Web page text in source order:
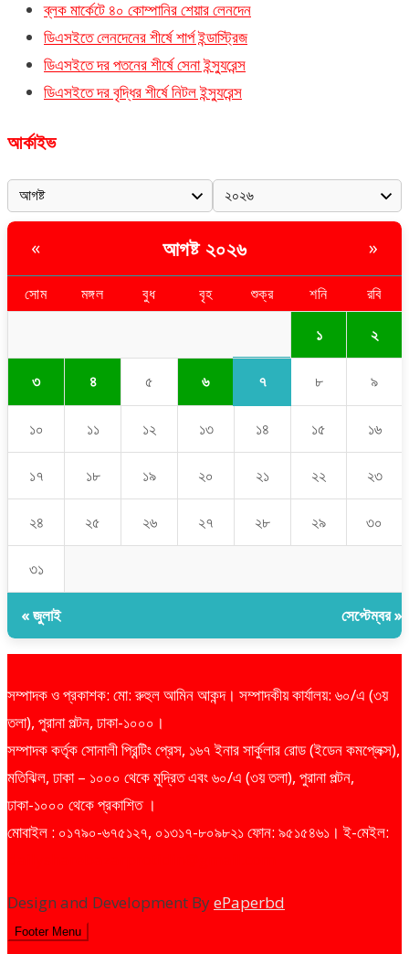
ব্লক মার্কেটে ৪০ কোম্পানির শেয়ার লেনদেন
ডিএসইতে লেনদেনের শীর্ষে শার্প ইন্ডাস্ট্রিজ
ডিএসইতে দর পতনের শীর্ষে সেনা ইন্স্যুরেন্স
ডিএসইতে দর বৃদ্ধির শীর্ষে নিটল ইন্স্যুরেন্স
আর্কাইভ
« আগষ্ট ২০২৬ »
সোম মঙ্গল বুধ বৃহ শুক্র শনি রবি
১ ২
৩ ৪ ৫ ৬ ৭ ৮ ৯
১০ ১১ ১২ ১৩ ১৪ ১৫ ১৬
১৭ ১৮ ১৯ ২০ ২১ ২২ ২৩
২৪ ২৫ ২৬ ২৭ ২৮ ২৯ ৩০
৩১
« জুলাই সেপ্টেম্বর »
সম্পাদক ও প্রকাশক: মো: রুহুল আমিন আকন্দ। সম্পাদকীয় কার্যালয়: ৬০/এ (৩য়
তলা), পুরানা পল্টন, ঢাকা-১০০০।
সম্পাদক কর্তৃক সোনালী প্রিন্টিং প্রেস, ১৬৭ ইনার সার্কুলার রোড (ইডেন কমপ্লেক্স),
মতিঝিল, ঢাকা – ১০০০ থেকে মুদ্রিত এবং ৬০/এ (৩য় তলা), পুরানা পল্টন,
ঢাকা-১০০০ থেকে প্রকাশিত ।
মোবাইল : ০১৭৯০-৬৭৫১২৭, ০১৩১৭-৮০৯৮২১ ফোন: ৯৫১৫৪৬১। ই-মেইল:
Design and Development ByePaperbd
Footer Menu